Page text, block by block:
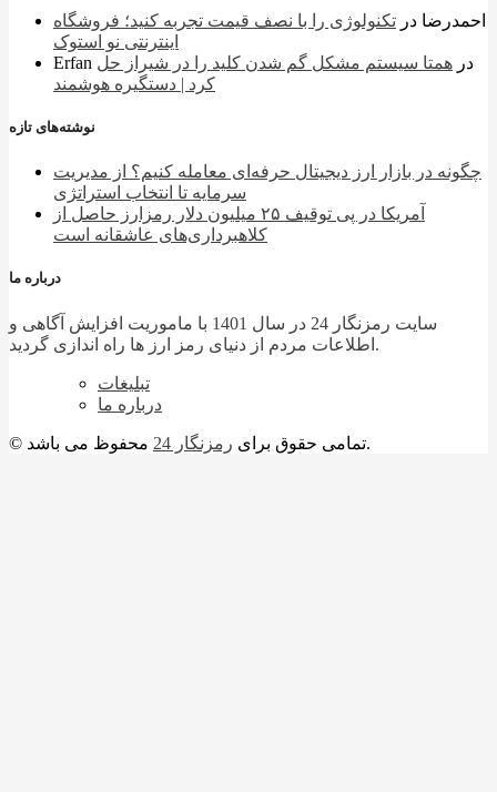
احمدرضا در تکنولوژی را با نصف قیمت تجربه کنید؛ فروشگاه
اینترنتی نو استوک
Erfan
در همتا سیستم مشکل گم شدن کلید را در شیراز حل
کرد | دستگیره هوشمند
نوشته‌های تازه
چگونه در بازار ارز دیجیتال حرفه‌ای معامله کنیم؟ از مدیریت
سرمایه تا انتخاب استراتژی
آمریکا در پی توقیف ۲۵ میلیون دلار رمزارز حاصل از
کلاهبرداری‌های عاشقانه است
درباره ما
سایت رمزنگار 24 در سال 1401 با ماموریت افزایش آگاهی و
اطلاعات مردم از دنیای رمز ارز ها راه اندازی گردید.
تبلیغات
درباره ما
© تمامی حقوق برای رمزنگار 24 محفوظ می باشد.